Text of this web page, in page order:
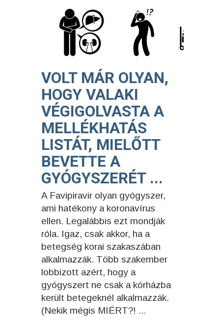
VOLT MÁR OLYAN,
HOGY VALAKI
VÉGIGOLVASTA A
MELLÉKHATÁS
LISTÁT, MIELŐTT
BEVETTE A
GYÓGYSZERÉT ...
A Favipiravir olyan gyógyszer,
ami hatékony a koronavírus
ellen. Legalábbis ezt mondják
róla. Igaz, csak akkor, ha a
betegség korai szakaszában
alkalmazzák. Több szakember
lobbizott azért, hogy a
gyógyszert ne csak a kórházba
került betegeknél alkalmazzák.
(Nekik mégis MIÉRT?! ...